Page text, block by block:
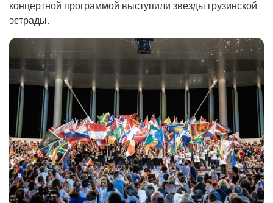
концертной программой выступили звезды грузинской
эстрады.